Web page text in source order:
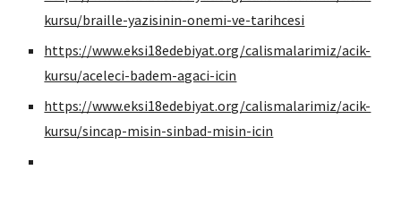
kursu/braille-yazisinin-onemi-ve-tarihcesi
https://www.eksi18edebiyat.org/calismalarimiz/acik-
kursu/aceleci-badem-agaci-icin
https://www.eksi18edebiyat.org/calismalarimiz/acik-
kursu/sincap-misin-sinbad-misin-icin